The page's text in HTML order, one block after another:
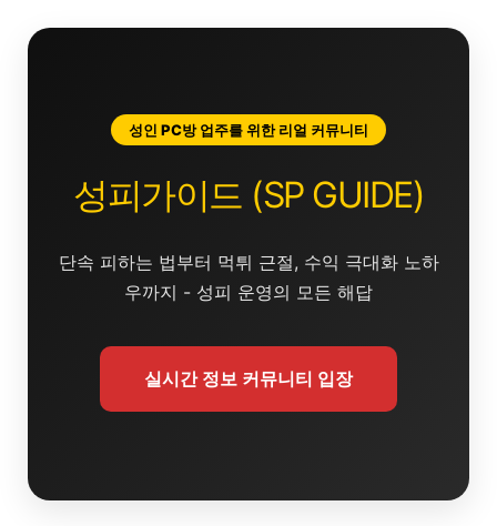
성인 PC방 업주를 위한 리얼 커뮤니티
성피가이드 (SP GUIDE)
단속 피하는 법부터 먹튀 근절, 수익 극대화 노하
우까지 - 성피 운영의 모든 해답
실시간 정보 커뮤니티 입장